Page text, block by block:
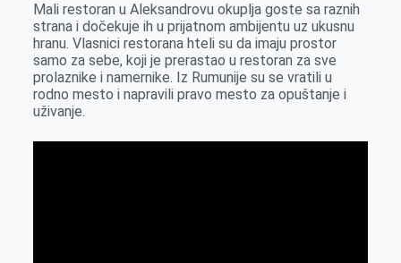
b
o
o
k
e
n
g
e
e
d
I
n
r
s
A
p
p
l
Mali restoran u Aleksandrovu okuplja goste sa raznih
strana i dočekuje ih u prijatnom ambijentu uz ukusnu
hranu. Vlasnici restorana hteli su da imaju prostor
samo za sebe, koji je prerastao u restoran za sve
prolaznike i namernike. Iz Rumunije su se vratili u
rodno mesto i napravili pravo mesto za opuštanje i
uživanje.